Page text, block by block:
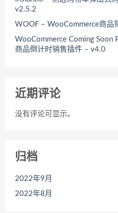
v2.5.2
WOOF – WooCommerce商品
WooCommerce Coming Soon
商品倒计时销售插件 – v4.0
近期评论
没有评论可显示。
归档
2022年9月
2022年8月